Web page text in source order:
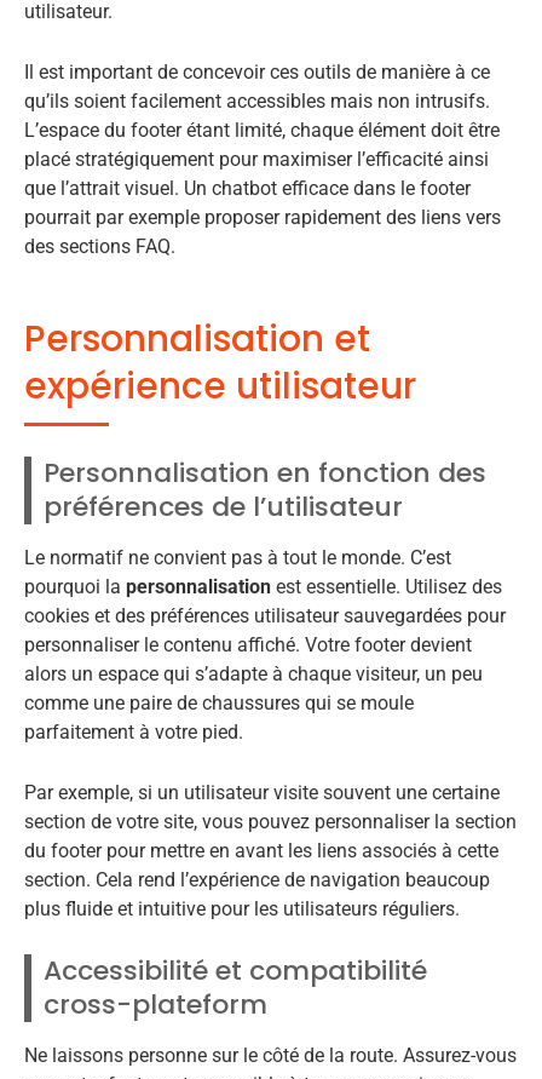
utilisateur.
Il est important de concevoir ces outils de manière à ce
qu’ils soient facilement accessibles mais non intrusifs.
L’espace du footer étant limité, chaque élément doit être
placé stratégiquement pour maximiser l’efficacité ainsi
que l’attrait visuel. Un chatbot efficace dans le footer
pourrait par exemple proposer rapidement des liens vers
des sections FAQ.
Personnalisation et
expérience utilisateur
Personnalisation en fonction des
préférences de l’utilisateur
Le normatif ne convient pas à tout le monde. C’est
pourquoi la personnalisation est essentielle. Utilisez des
cookies et des préférences utilisateur sauvegardées pour
personnaliser le contenu affiché. Votre footer devient
alors un espace qui s’adapte à chaque visiteur, un peu
comme une paire de chaussures qui se moule
parfaitement à votre pied.
Par exemple, si un utilisateur visite souvent une certaine
section de votre site, vous pouvez personnaliser la section
du footer pour mettre en avant les liens associés à cette
section. Cela rend l’expérience de navigation beaucoup
plus fluide et intuitive pour les utilisateurs réguliers.
Accessibilité et compatibilité
cross-plateform
Ne laissons personne sur le côté de la route. Assurez-vous